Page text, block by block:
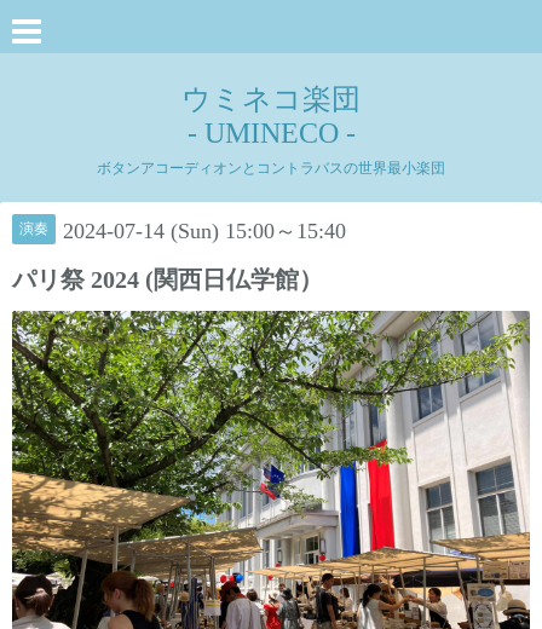
ウミネコ楽団
- UMINECO -
ボタンアコーディオンとコントラバスの世界最小楽団
演奏 2024-07-14 (Sun) 15:00～15:40
パリ祭 2024 (関西日仏学館）